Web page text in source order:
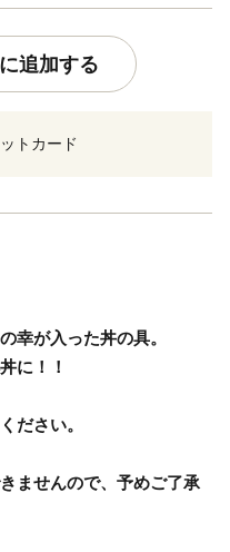
追加する
トカード
幸が入った丼の具。
に！！
ださい。
ませんので、予めご了承